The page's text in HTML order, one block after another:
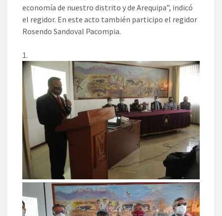
economía de nuestro distrito y de Arequipa”, indicó
el regidor. En este acto también participo el regidor
Rosendo Sandoval Pacompia.